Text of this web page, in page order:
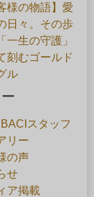
様の物語】愛
日々。その歩
一生の守護」
刻むゴールド
ル
スタッフ
リー
の声
せ
ア掲載